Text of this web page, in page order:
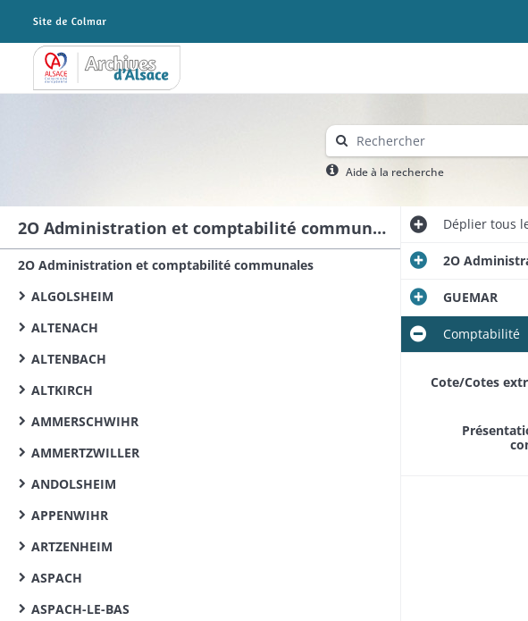
Archives Alsace - Colmar
Aide à la recherche
2O Administration et comptabilité communales
2O Administration et comptabilité communales
ALGOLSHEIM
ALTENACH
ALTENBACH
ALTKIRCH
AMMERSCHWIHR
AMMERTZWILLER
ANDOLSHEIM
APPENWIHR
ARTZENHEIM
ASPACH
ASPACH-LE-BAS
Dépliertous
2O
GUEMAR
Comptabilité
Cote/Cotes